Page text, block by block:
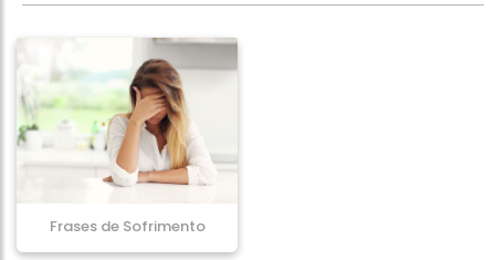
Frases de Sofrimento